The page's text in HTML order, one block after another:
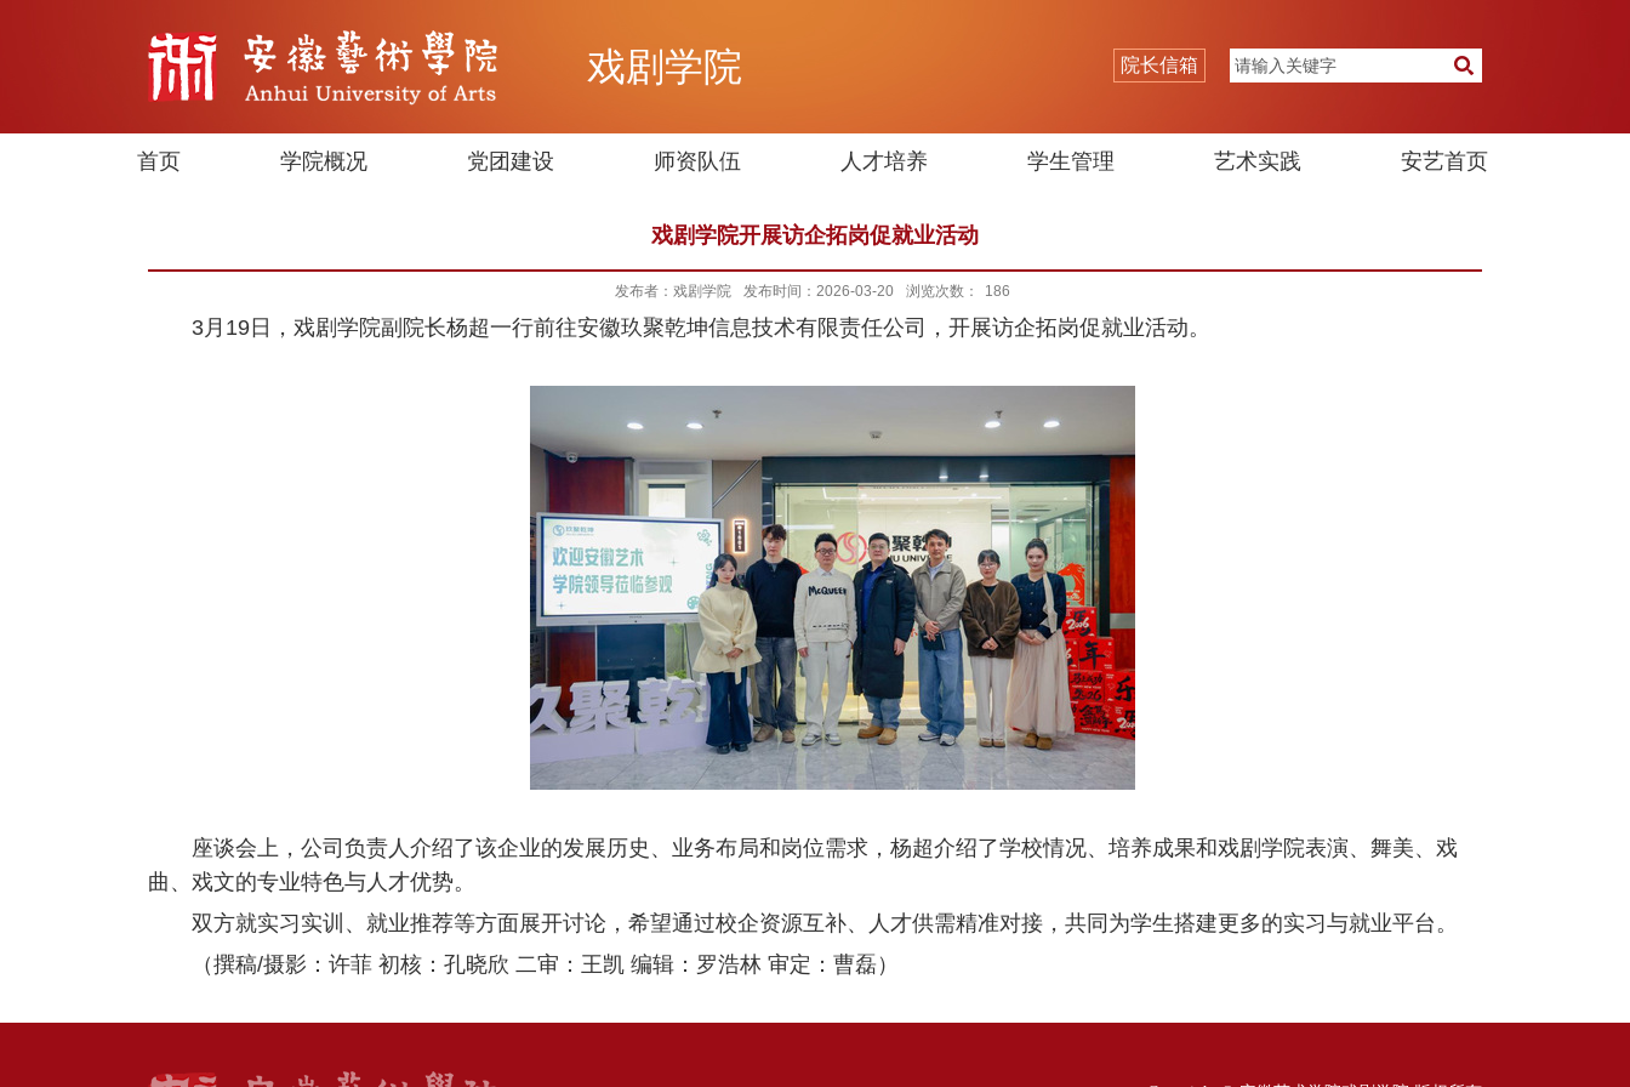
戏剧学院 院长信箱
首页 学院概况 党团建设 师资队伍 人才培养 学生管理 艺术实践 安艺首页
戏剧学院开展访企拓岗促就业活动
发布者：戏剧学院 发布时间：2026-03-20 浏览次数： 186
3月19日，戏剧学院副院长杨超一行前往安徽玖聚乾坤信息技术有限责任公司，开展访企拓岗促就业活动。
座谈会上，公司负责人介绍了该企业的发展历史、业务布局和岗位需求，杨超介绍了学校情况、培养成果和戏剧学院表演、舞美、戏
曲、戏文的专业特色与人才优势。
双方就实习实训、就业推荐等方面展开讨论，希望通过校企资源互补、人才供需精准对接，共同为学生搭建更多的实习与就业平台。
（撰稿/摄影：许菲 初核：孔晓欣 二审：王凯 编辑：罗浩林 审定：曹磊）